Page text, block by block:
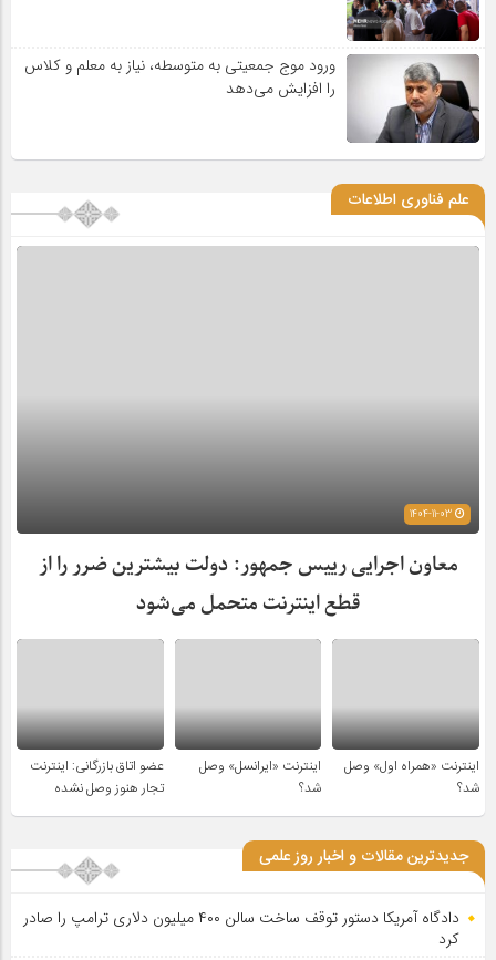
ورود موج جمعیتی به متوسطه، نیاز به معلم و کلاس
را افزایش می‌دهد
علم فناوری اطلاعات
معاون اجرایی رییس جمهور: دولت بیشترین ضرر را از
قطع اینترنت متحمل می‌شود
اینترنت «همراه اول» وصل
شد؟
اینترنت «ایرانسل» وصل
شد؟
عضو اتاق بازرگانی: اینترنت
تجار هنوز وصل نشده
جدیدترین مقالات و اخبار روز علمی
دادگاه آمریکا دستور توقف ساخت سالن ۴۰۰ میلیون دلاری ترامپ را صادر
کرد